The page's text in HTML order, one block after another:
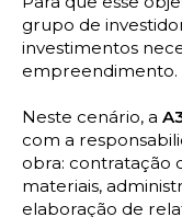
grupo de
investimentos
empreendimento.
Neste cenário, a
com a
obra: contratação
materiais,
elaboração de